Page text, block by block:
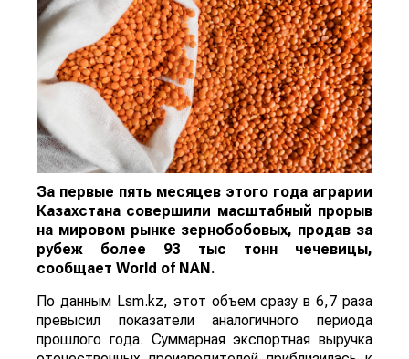
За первые пять месяцев этого года аграрии
Казахстана совершили масштабный прорыв
на мировом рынке зернобобовых, продав за
рубеж более 93 тыс тонн чечевицы,
сообщает World of NAN.
По данным Lsm.kz, этот объем сразу в 6,7 раза
превысил показатели аналогичного периода
прошлого года. Суммарная экспортная выручка